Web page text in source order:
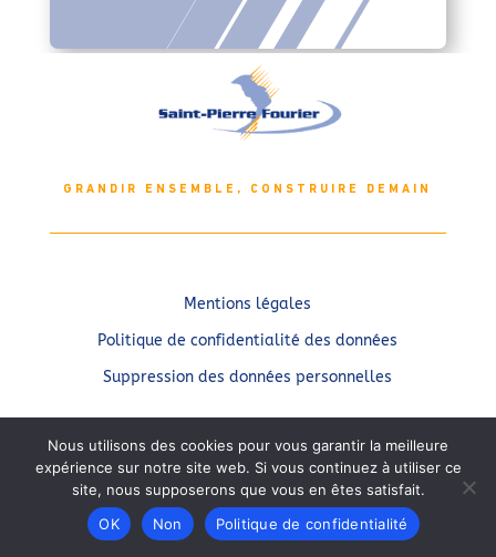
GRANDIR ENSEMBLE, CONSTRUIRE DEMAIN
Mentions légales
Politique de confidentialité des données
Suppression des données personnelles
© Groupe scolaire privé Saint-Pierre Fourier à Gray – 2021
Mediadvance
Nous utilisons des cookies pour vous garantir la meilleure
expérience sur notre site web. Si vous continuez à utiliser ce
site, nous supposerons que vous en êtes satisfait.
OK
Non Politique de confidentialité